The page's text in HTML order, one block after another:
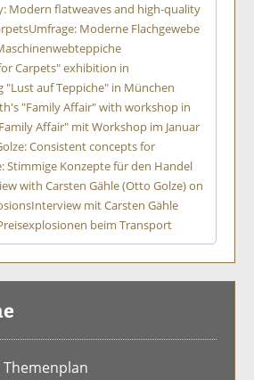
Modern flatweaves and high-quality
Umfrage: Moderne Flachgewebe
Carpets" exhibition in
"Lust auf Teppiche" in München
"Family Affair" with workshop in
Affair" mit Workshop im Januar
Consistent concepts for
Stimmige Konzepte für den Handel
with Carsten Gähle (Otto Golze) on
Interview mit Carsten Gähle
beim Transport